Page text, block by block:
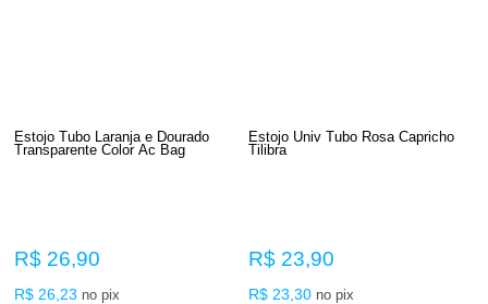
Estojo Tubo Laranja e Dourado
Transparente Color Ac Bag
R$ 26,90
R$ 26,23 no pix
Estojo Univ Tubo Rosa Capricho
Tilibra
R$ 23,90
R$ 23,30 no pix